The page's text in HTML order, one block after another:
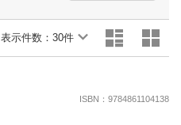
無料テレビ
表示件数： 30件
ISBN：9784861104138